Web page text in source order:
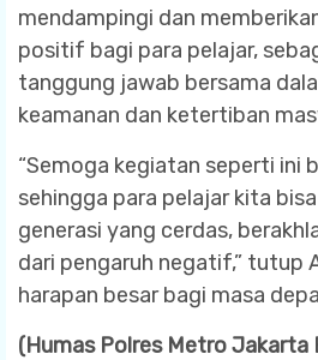
mendampingi dan
positif bagi para pelajar,
tanggung jawab bersama
keamanan dan ketertiban
“Semoga kegiatan seperti ini
sehingga para pelajar kita
generasi yang cerdas,
dari pengaruh negatif,” tutup
harapan besar bagi masa
(Humas Polres Metro Jakarta